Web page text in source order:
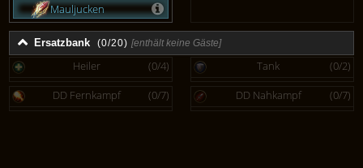
Mauljucken
Ersatzbank (0/20) [enthält keine Gäste]
Heiler (0/4) Tank
(0/2)
DD Fernkampf
(0/7) DD Nahkampf (0/7)